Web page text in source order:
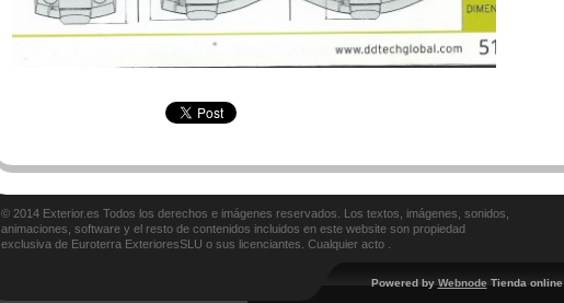
© 2014 Exterior.es Todos los derechos e imágenes reservados. Los textos, imágenes, sonidos,
animaciones, software y el resto de contenidos incluidos en este website son propiedad
exclusiva de Euroterra ExterioresSLU o sus licenciantes. Cualquier acto .
Powered by WebnodeTienda online